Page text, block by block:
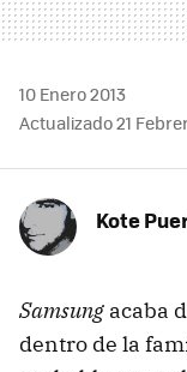
10 Enero 2013
Actualizado 21
Kote
Samsung acaba
dentro de la